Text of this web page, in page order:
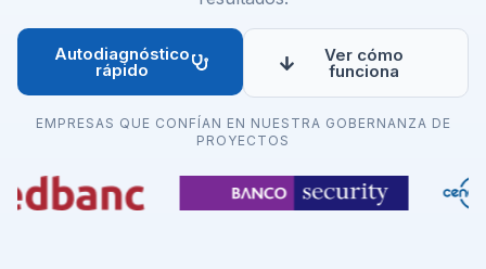
Autodiagnóstico
rápido
Ver cómo
funciona
EMPRESAS QUE CONFÍAN EN NUESTRA GOBERNANZA DE
PROYECTOS